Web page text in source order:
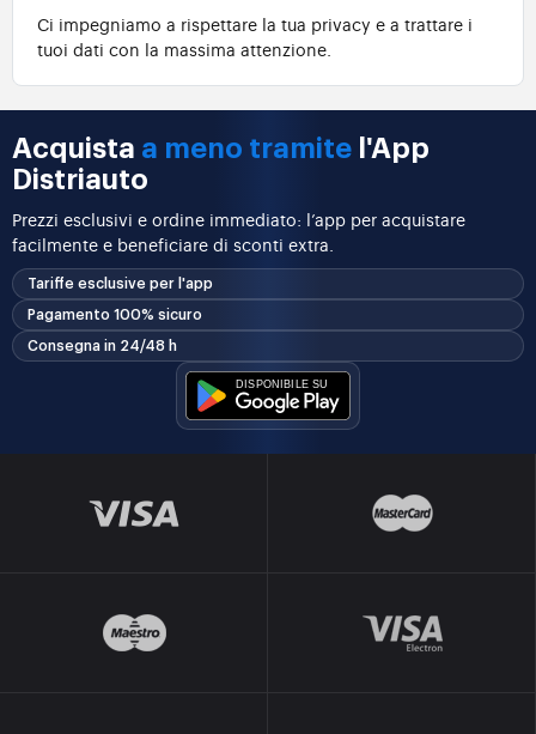
Ci impegniamo a rispettare la tua privacy e a trattare i
tuoi dati con la massima attenzione.
Acquista a meno tramite l'App
Distriauto
Prezzi esclusivi e ordine immediato: l’app per acquistare
facilmente e beneficiare di sconti extra.
Tariffe esclusive per l'app
Pagamento 100% sicuro
Consegna in 24/48 h